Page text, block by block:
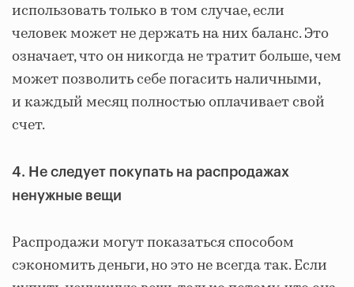
использовать только в том случае, если
человек может не держать на них баланс. Это
означает, что он никогда не тратит больше, чем
может позволить себе погасить наличными,
и каждый месяц полностью оплачивает свой
счет.
4. Не следует покупать на распродажах
ненужные вещи
Распродажи могут показаться способом
сэкономить деньги, но это не всегда так. Если